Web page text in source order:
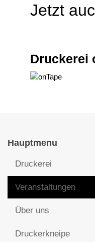
Jetzt
Druckerei
Hauptmenu
Druckerei
Veranstaltungen
Über uns
Druckerkneipe